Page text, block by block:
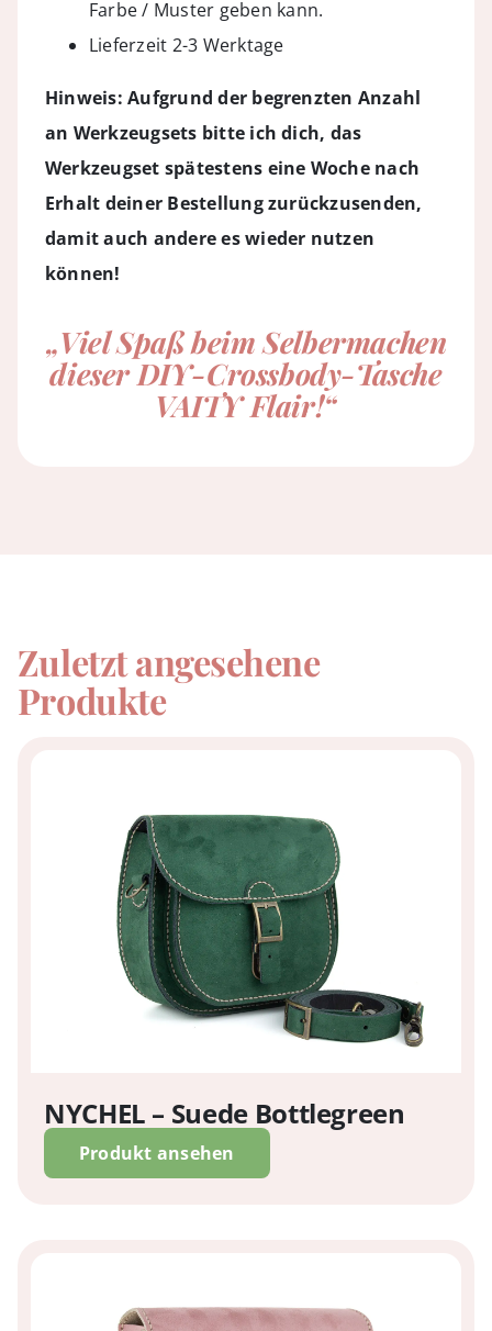
Farbe / Muster geben kann.
Lieferzeit 2-3 Werktage
Hinweis: Aufgrund der begrenzten Anzahl
an Werkzeugsets bitte ich dich, das
Werkzeugset spätestens eine Woche nach
Erhalt deiner Bestellung zurückzusenden,
damit auch andere es wieder nutzen
können!
„Viel Spaß beim Selbermachen
dieser DIY-Crossbody-Tasche
VAITY Flair!“
Zuletzt angesehene
Produkte
NYCHEL – Suede Bottlegreen
Produkt ansehen